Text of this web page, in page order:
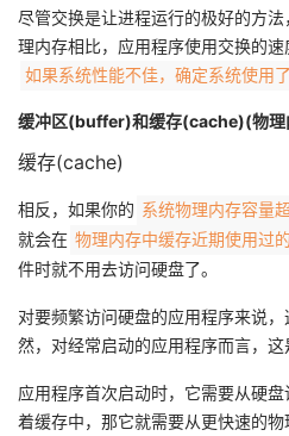
我
课
程
的
认
证
我
的
实
验
我
的
收
藏
的
术
支
持
我
云
声
建
议
尽管交换是让进程运行的极好的方
理内存相比，应用程序使用交换的速
如果系统性能不佳，确定系统使用
缓冲区(buffer)和缓存(cache)(物理
缓存(cache)
相反，如果你的 系统物理内存容量
就会在 物理内存中缓存近期使用过
件时就不用去访问硬盘了。
对要频繁访问硬盘的应用程序来说
然，对经常启动的应用程序而言，这
应用程序首次启动时，它需要从硬
着缓存中，那它就需要从更快速的物